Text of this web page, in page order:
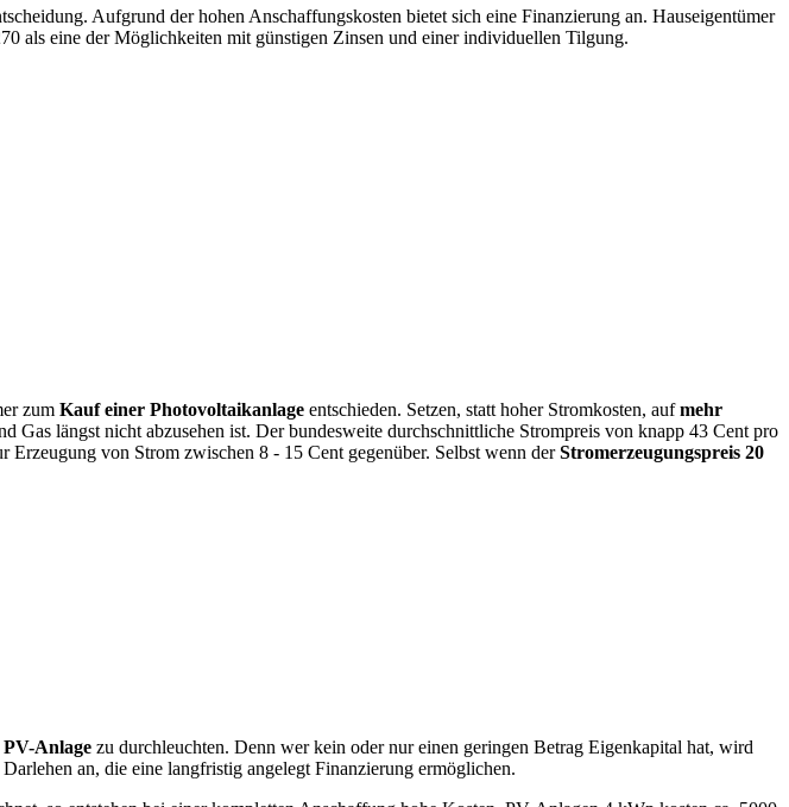
Aufgrund der hohen Anschaffungskosten bietet sich eine Finanzierung an. Hauseigentümer
als eine der Möglichkeiten mit günstigen Zinsen und einer individuellen Tilgung.
zum Kauf einer Photovoltaikanlage entschieden. Setzen, statt hoher Stromkosten, aufmehr
Gas längst nicht abzusehen ist. Der bundesweite durchschnittliche Strompreis von knapp 43 Cent pro
Erzeugung von Strom zwischen 8 - 15 Cent gegenüber. Selbst wenn derStromerzeugungspreis 20
Anlage zu durchleuchten. Denn wer kein oder nur einen geringen Betrag Eigenkapital hat, wird
an, die eine langfristig angelegt Finanzierung ermöglichen.